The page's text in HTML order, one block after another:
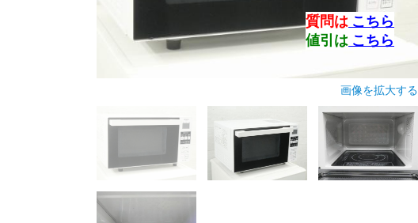
質問は こちら
値引は こちら
画像を拡大する